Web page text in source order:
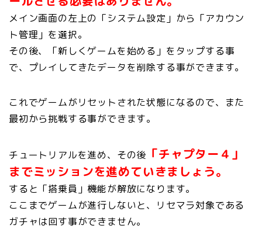
メイン画面の左上の「システム設定」から「アカウン
ト管理」を選択。
その後、「新しくゲームを始める」をタップする事
で、プレイしてきたデータを削除する事ができます。
これでゲームがリセットされた状態になるので、また
最初から挑戦する事ができます。
チュートリアルを進め、その後 「チャプター４」
までミッションを進めていきましょう。
すると「搭乗員」機能が解放になります。
ここまでゲームが進行しないと、リセマラ対象である
ガチャは回す事ができません。